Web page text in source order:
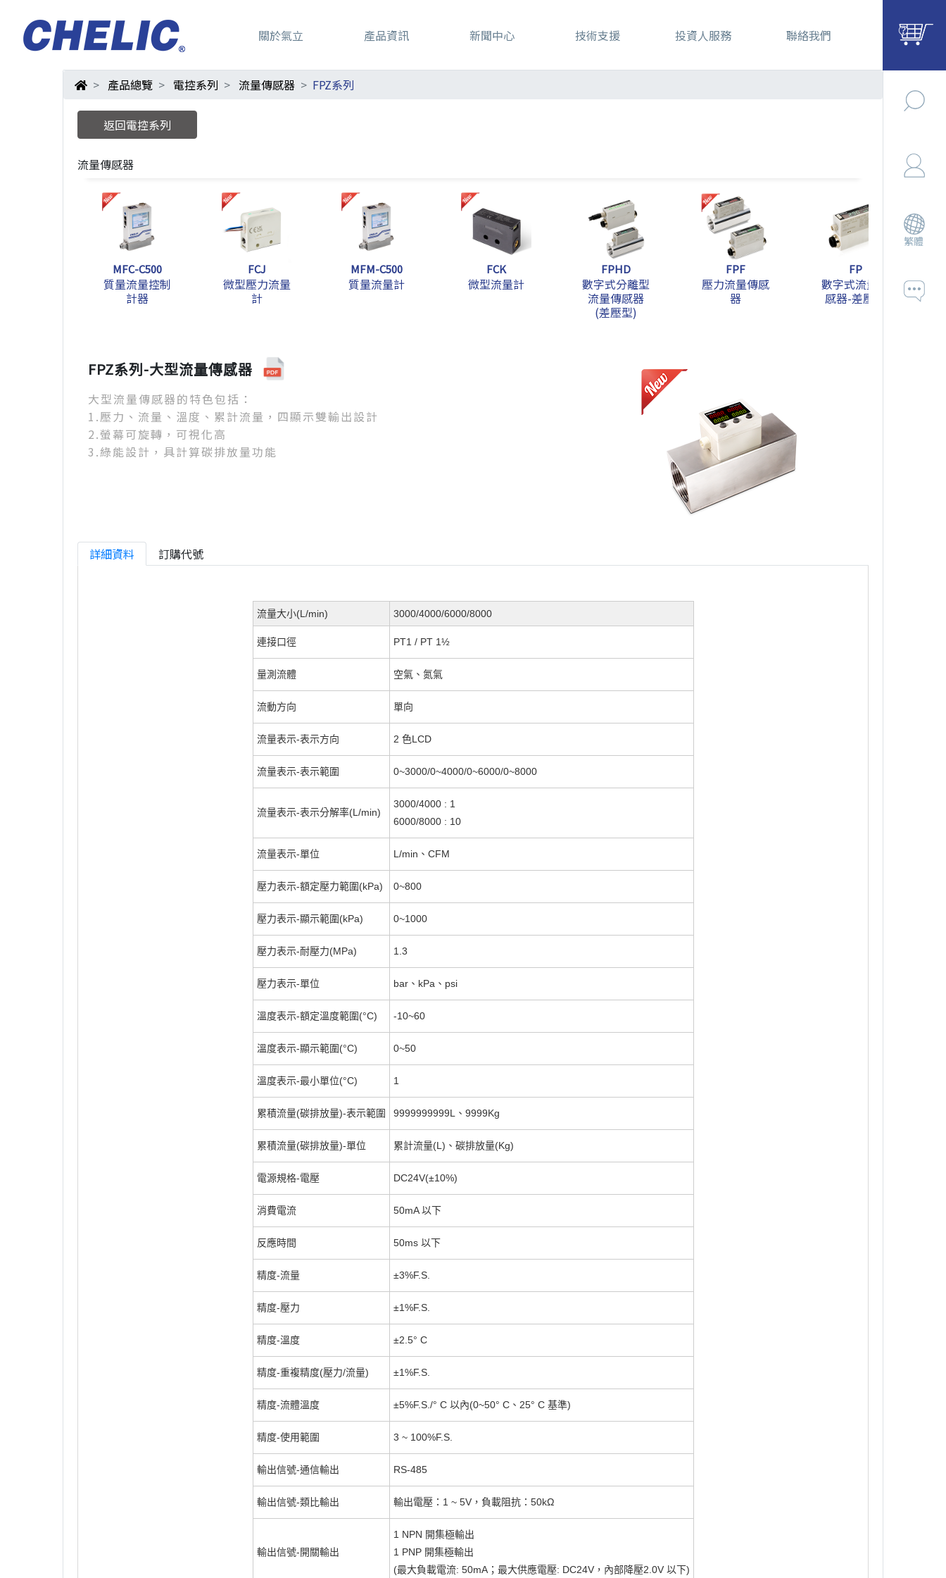
關於氣立 產品資訊 新聞中心 技術支援 投資人服務 聯絡我們
產品總覽 電控系列 流量傳感器 FPZ系列
返回電控系列
流量傳感器
MFC-C500
質量流量控制
計器
FCJ
微型壓力流量
計
MFM-C500
質量流量計
FCK
微型流量計
FPHD
數字式分離型
流量傳感器
(差壓型)
FPF
壓力流量傳感
器
FP
數字式流量傳
感器-差壓型
FPZ系列-大型流量傳感器
大型流量傳感器的特色包括：
1.壓力、流量、溫度、累計流量，四顯示雙輸出設計
2.螢幕可旋轉，可視化高
3.綠能設計，具計算碳排放量功能
詳細資料 訂購代號
流量大小(L/min) 3000/4000/6000/8000
連接口徑 PT1 / PT 1½
量測流體 空氣、氮氣
流動方向 單向
流量表示-表示方向 2 色LCD
流量表示-表示範圍 0~3000/0~4000/0~6000/0~8000
流量表示-表示分解率(L/min)
3000/4000 : 1
6000/8000 : 10
流量表示-單位 L/min、CFM
壓力表示-額定壓力範圍(kPa) 0~800
壓力表示-顯示範圍(kPa) 0~1000
壓力表示-耐壓力(MPa) 1.3
壓力表示-單位 bar、kPa、psi
溫度表示-額定溫度範圍(°C) -10~60
溫度表示-顯示範圍(°C) 0~50
溫度表示-最小單位(°C) 1
累積流量(碳排放量)-表示範圍 9999999999L、9999Kg
累積流量(碳排放量)-單位 累計流量(L)、碳排放量(Kg)
電源規格-電壓 DC24V(±10%)
消費電流 50mA 以下
反應時間 50ms 以下
精度-流量 ±3%F.S.
精度-壓力 ±1%F.S.
精度-溫度 ±2.5° C
精度-重複精度(壓力/流量) ±1%F.S.
精度-流體溫度 ±5%F.S./° C 以內(0~50° C、25° C 基準)
精度-使用範圍 3 ~ 100%F.S.
輸出信號-通信輸出 RS-485
輸出信號-類比輸出 輸出電壓：1 ~ 5V，負載阻抗：50kΩ
輸出信號-開關輸出
1 NPN 開集極輸出
1 PNP 開集極輸出
(最大負載電流: 50mA；最大供應電壓: DC24V，內部降壓2.0V 以下)
繁體